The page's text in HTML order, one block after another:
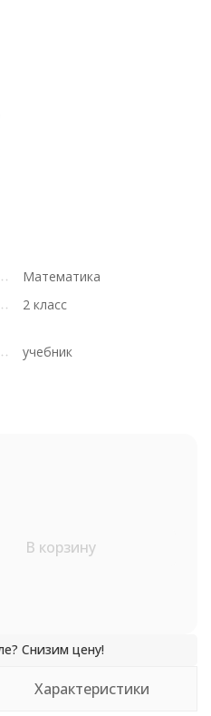
Математика
2 класс
учебник
В корзину
Характеристики